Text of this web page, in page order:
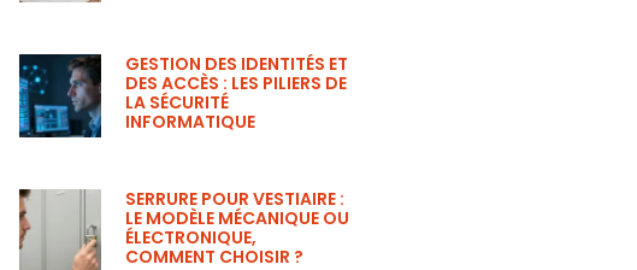
GESTION DES IDENTITÉS ET
DES ACCÈS : LES PILIERS DE
LA SÉCURITÉ
INFORMATIQUE
SERRURE POUR VESTIAIRE :
LE MODÈLE MÉCANIQUE OU
ÉLECTRONIQUE,
COMMENT CHOISIR ?